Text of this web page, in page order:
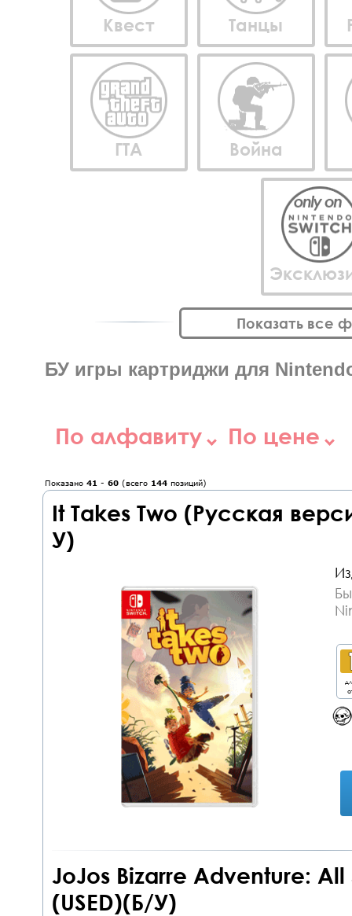
Квест Танцы
ГТА Война
Показать все
БУ игры картриджи для
По алфавиту По цене
Показано 41 - 60 (всего 144 позиций)
It Takes Two (Русская
У)
JoJos Bizarre Adventure: All
(USED)(Б/У)